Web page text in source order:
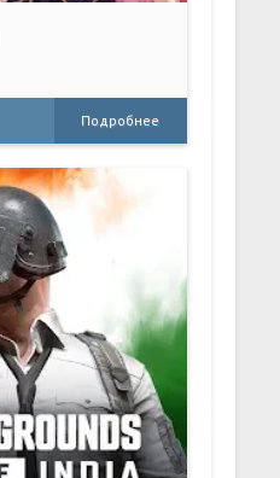
Подробнее